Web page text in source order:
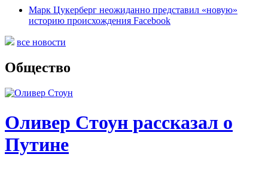
Марк Цукерберг неожиданно представил «новую»
историю происхождения Facebook
все новости
Общество
Оливер Стоун рассказал о
Путине